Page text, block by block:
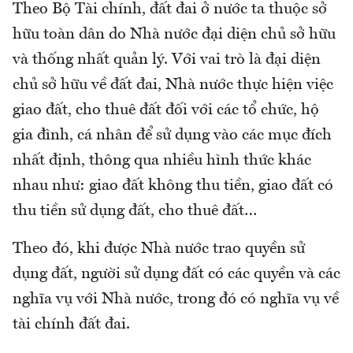
Theo Bộ Tài chính, đất đai ở nước ta thuộc sở
hữu toàn dân do Nhà nước đại diện chủ sở hữu
và thống nhất quản lý. Với vai trò là đại diện
chủ sở hữu về đất đai, Nhà nước thực hiện việc
giao đất, cho thuê đất đối với các tổ chức, hộ
gia đình, cá nhân để sử dụng vào các mục đích
nhất định, thông qua nhiều hình thức khác
nhau như: giao đất không thu tiền, giao đất có
thu tiền sử dụng đất, cho thuê đất…
Theo đó, khi được Nhà nước trao quyền sử
dụng đất, người sử dụng đất có các quyền và các
nghĩa vụ với Nhà nước, trong đó có nghĩa vụ về
tài chính đất đai.